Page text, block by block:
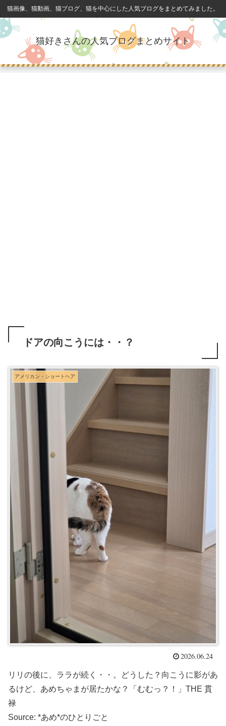
猫画像、猫動画、猫ブログ、猫を中心にした人気ブログをまとめてみました。
猫好きさんの人気ブログまとめサイト
ドアの向こうには・・？
アメリカン・ショートヘア
2026.06.24
リリの後に、ララが続く・・。どうした？向こうに影があ
るけど、あめちゃまが居たかな？「むむっ？！」THE 貫
禄
Source: *あめ*のひとりごと